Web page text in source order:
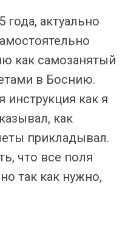
года, актуально
как самозанятый
в Боснию.
инструкция как я
как
прикладывал.
что все поля
так как нужно,